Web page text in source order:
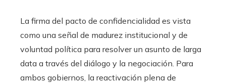
La firma del pacto de confidencialidad es vista
como una señal de madurez institucional y de
voluntad política para resolver un asunto de larga
data a través del diálogo y la negociación. Para
ambos gobiernos, la reactivación plena de